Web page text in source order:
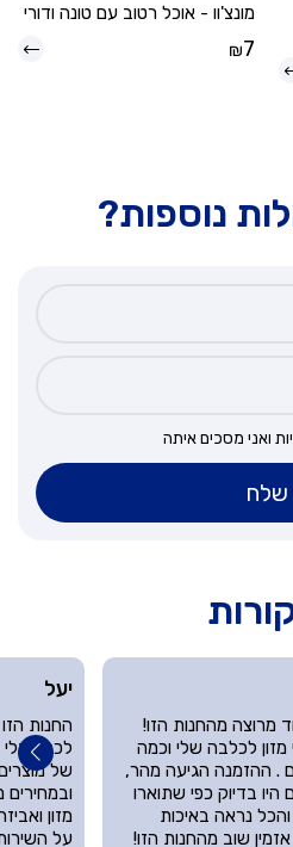
מונצ'וו - אוכל רטוב עם טונה ודורי
7
₪
נוספות?
ואני מסכים איתה
שלח
מרוצה מהחנות הזו!
מזון לכלבה שלי וכמה
. ההזמנה הגיעה מהר,
היו בדיוק כפי שתוארו
נראה באיכות
שוב מהחנות הזו!
יעל
החנות
לכל בעלי
של
מזון
על